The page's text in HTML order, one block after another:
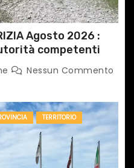
Agosto 2026 :
competenti
Nessun Commento
TERRITORIO